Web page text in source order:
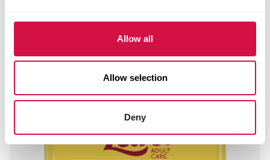
Allow all
Allow selection
Deny